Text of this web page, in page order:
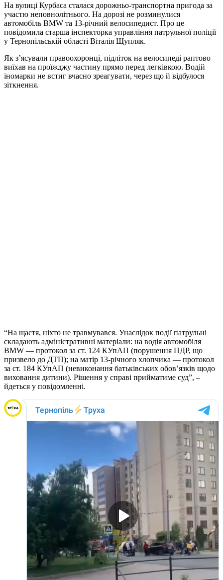
На вулиці Курбаса сталася дорожньо-транспортна пригода за
участю неповнолітнього. На дорозі не розминулися
автомобіль BMW та 13-річний велосипедист. Про це
повідомила старша інспекторка управління патрульної поліції
у Тернопільській області Віталія Щупляк.
Як з’ясували правоохоронці, підліток на велосипеді раптово
виїхав на проїжджу частину прямо перед легківкою. Водій
іномарки не встиг вчасно зреагувати, через що й відбулося
зіткнення.
“На щастя, ніхто не травмувався. Унаслідок події патрульні
складають адміністративні матеріали: на водія автомобіля
BMW — протокол за ст. 124 КУпАП (порушення ПДР, що
призвело до ДТП); на матір 13-річного хлопчика — протокол
за ст. 184 КУпАП (невиконання батьківських обов’язків щодо
виховання дитини). Рішення у справі прийматиме суд”, –
йдеться у повідомленні.